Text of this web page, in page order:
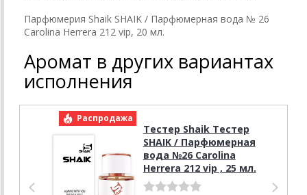
Парфюмерия Shaik SHAIK / Парфюмерная вода № 26
Carolina Herrera 212 vip, 20 мл.
Аромат в других вариантах
исполнения
Распродажа
Тестер Shaik Тестер
SHAIK / Парфюмерная
вода №26 Carolina
Herrera 212 vip , 25 мл.